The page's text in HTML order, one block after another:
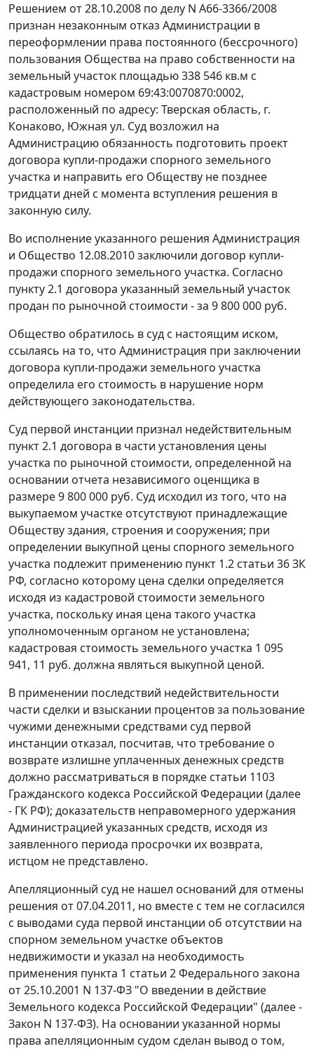
Решением от 28.10.2008 по делу N А66-3366/2008
признан незаконным отказ Администрации в
переоформлении права постоянного (бессрочного)
пользования Общества на право собственности на
земельный участок площадью 338 546 кв.м с
кадастровым номером 69:43:0070870:0002,
расположенный по адресу: Тверская область, г.
Конаково, Южная ул. Суд возложил на
Администрацию обязанность подготовить проект
договора купли-продажи спорного земельного
участка и направить его Обществу не позднее
тридцати дней с момента вступления решения в
законную силу.
Во исполнение указанного решения Администрация
и Общество 12.08.2010 заключили договор купли-
продажи спорного земельного участка. Согласно
пункту 2.1 договора указанный земельный участок
продан по рыночной стоимости - за 9 800 000 руб.
Общество обратилось в суд с настоящим иском,
ссылаясь на то, что Администрация при заключении
договора купли-продажи земельного участка
определила его стоимость в нарушение норм
действующего законодательства.
Суд первой инстанции признал недействительным
пункт 2.1 договора в части установления цены
участка по рыночной стоимости, определенной на
основании отчета независимого оценщика в
размере 9 800 000 руб. Суд исходил из того, что на
выкупаемом участке отсутствуют принадлежащие
Обществу здания, строения и сооружения; при
определении выкупной цены спорного земельного
участка подлежит применению пункт 1.2 статьи 36ЗК
РФ, согласно которому цена сделки определяется
исходя из кадастровой стоимости земельного
участка, поскольку иная цена такого участка
уполномоченным органом не установлена;
кадастровая стоимость земельного участка 1 095
941, 11 руб. должна являться выкупной ценой.
В применении последствий недействительности
части сделки и взыскании процентов за пользование
чужими денежными средствами суд первой
инстанции отказал, посчитав, что требование о
возврате излишне уплаченных денежных средств
должно рассматриваться в порядке статьи 1103
Гражданского кодекса Российской Федерации (далее
- ГК РФ); доказательств неправомерного удержания
Администрацией указанных средств, исходя из
заявленного периода просрочки их возврата,
истцом не представлено.
Апелляционный суд не нашел оснований для отмены
решения от 07.04.2011, но вместе с тем не согласился
с выводами суда первой инстанции об отсутствии на
спорном земельном участке объектов
недвижимости и указал на необходимость
применения пункта 1 статьи 2Федерального закона
от 25.10.2001 N 137-ФЗ "О введении в действие
Земельного кодекса Российской Федерации" (далее -
Закон N 137-ФЗ). На основании указанной нормы
права апелляционным судом сделан вывод о том,